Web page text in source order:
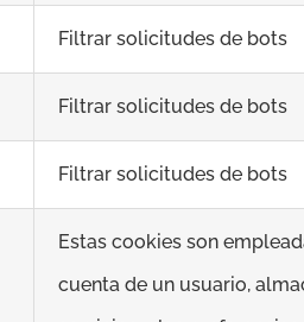
Filtrar solicitudes de bots
Filtrar solicitudes de bots
Filtrar solicitudes de bots
Estas cookies son
cuenta de un usuario,